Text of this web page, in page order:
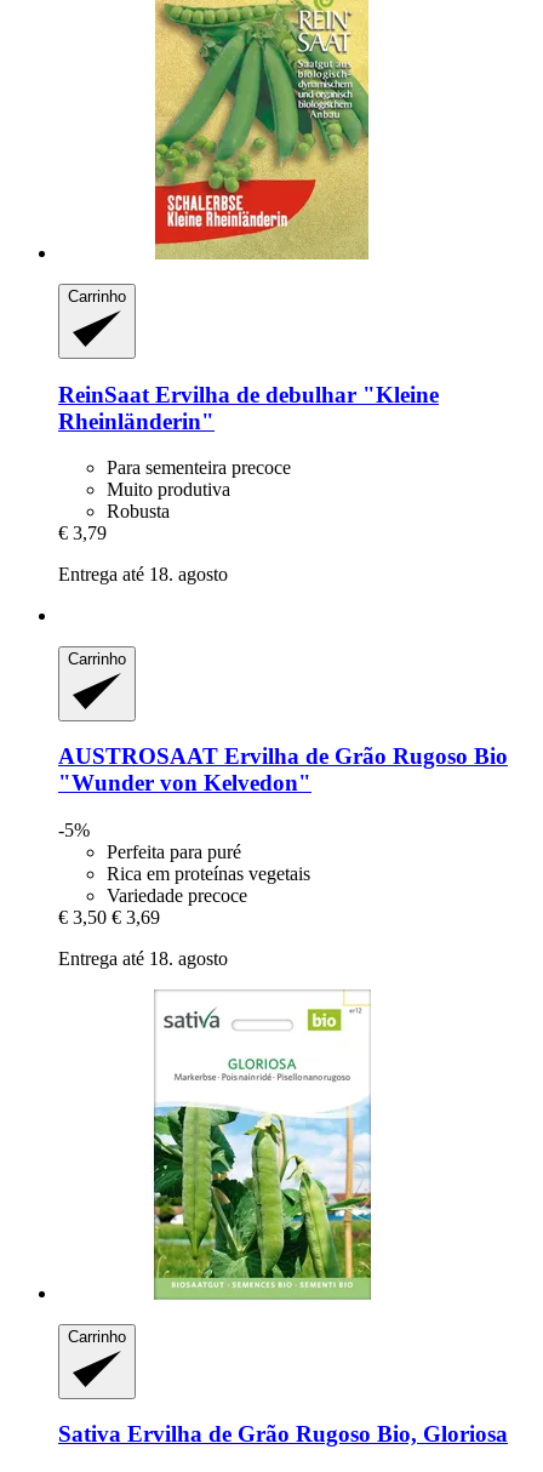
Carrinho
ReinSaat Ervilha de debulhar "Kleine
Rheinländerin"
Para sementeira precoce
Muito produtiva
Robusta
€ 3,79
Entrega até 18. agosto
Carrinho
AUSTROSAAT Ervilha de Grão Rugoso Bio
"Wunder von Kelvedon"
-5%
Perfeita para puré
Rica em proteínas vegetais
Variedade precoce
€ 3,50 € 3,69
Entrega até 18. agosto
Carrinho
Sativa Ervilha de Grão Rugoso Bio, Gloriosa